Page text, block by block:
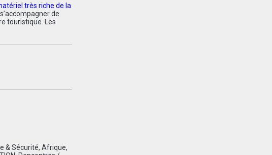
très riche de la
de
touristique. Les
& Sécurité, Afrique,